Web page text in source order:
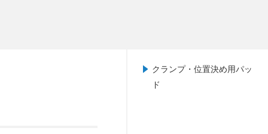
クランプ・位置決め用パッ
ド